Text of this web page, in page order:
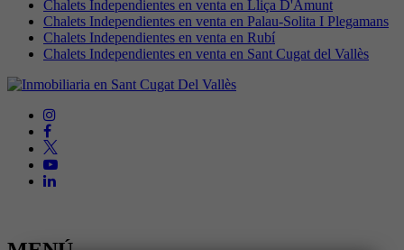
Chalets Independientes en venta en Lliça D'Amunt
Chalets Independientes en venta en Palau-Solita I Plegamans
Chalets Independientes en venta en Rubí
Chalets Independientes en venta en Sant Cugat del Vallès